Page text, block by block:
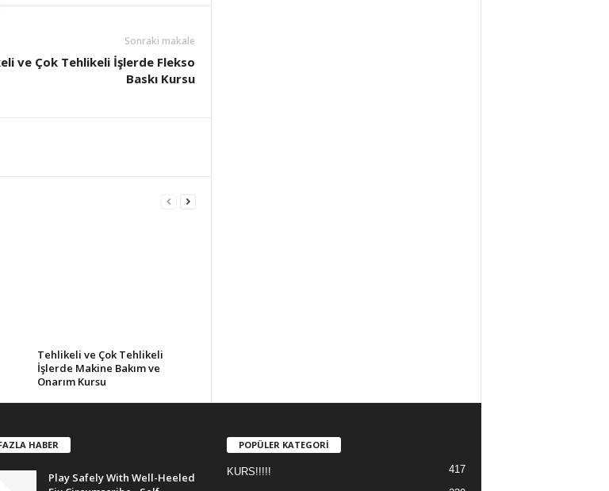
Sonraki makale
ve Çok Tehlikeli İşlerde Flekso
Baskı Kursu
Tehlikeli ve Çok Tehlikeli
İşlerde Makine Bakım ve
Onarım Kursu
HABER
Play Safely With Well-Heeled
POPÜLER KATEGORİ
KURS!!!!! 417